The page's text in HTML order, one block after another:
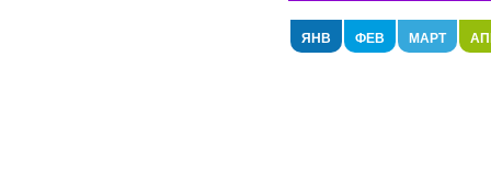
ЯНВ ФЕВ МАРТ